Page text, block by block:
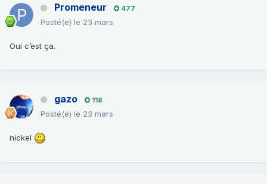
Promeneur 477
Posté(e) le 23 mars
Oui c’est ça.
gazo 118
Posté(e) le 23 mars
nickel